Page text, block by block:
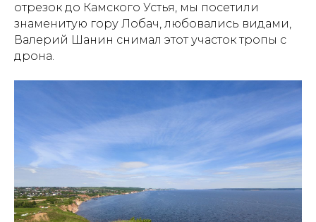
отрезок до Камского Устья, мы посетили
знаменитую гору Лобач, любовались видами,
Валерий Шанин снимал этот участок тропы с
дрона.